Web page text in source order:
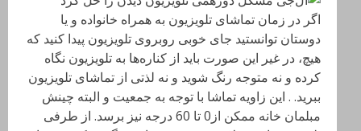
اگر در زمان تماشای تلویزیون به همراه خانواده و یا
دوستان توانستید جای خوبی روبروی تلویزیون پیدا کنید که
هیچ، در غیر این صورت باید از کناره‌ها به تلویزیون نگاه
کرده و نه متوجه رنگ شوید و نه لذتی از تماشای تلویزیون
ببرید. . این زاویه‌ تماشا با توجه به جمعیت و البته چینش
مبلمان خانه ممکن از0 تا 60 درجه نیز برسد. از طرفی